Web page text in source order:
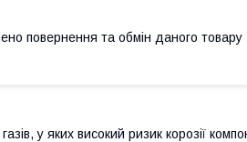
повернення та обмін даного товару
у яких високий ризик корозії